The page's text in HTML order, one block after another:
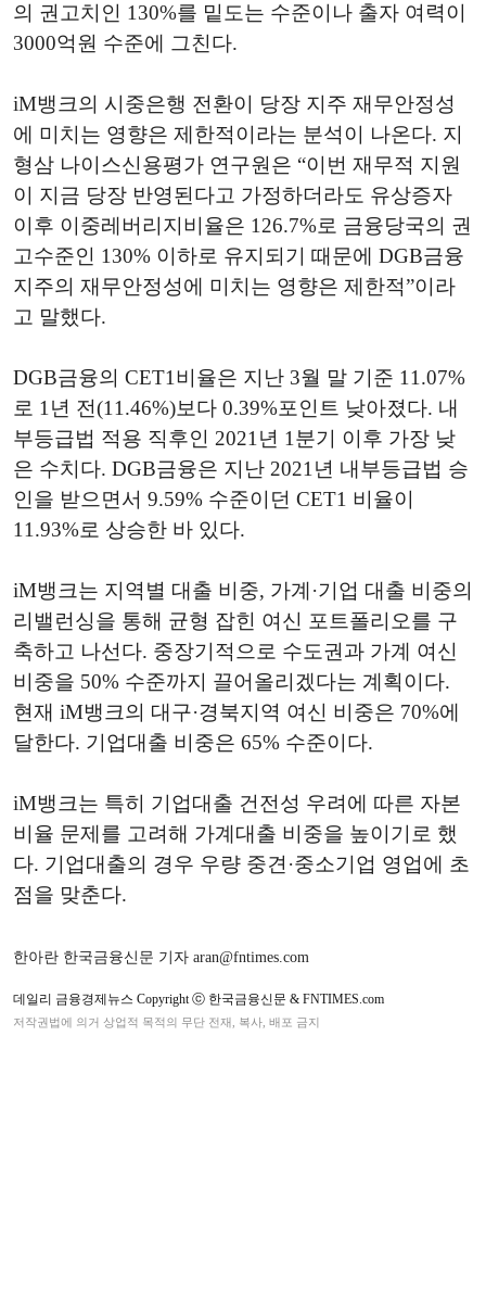
의 권고치인 130%를 밑도는 수준이나 출자 여력이
3000억원 수준에 그친다.
iM뱅크의 시중은행 전환이 당장 지주 재무안정성
에 미치는 영향은 제한적이라는 분석이 나온다. 지
형삼 나이스신용평가 연구원은 “이번 재무적 지원
이 지금 당장 반영된다고 가정하더라도 유상증자
이후 이중레버리지비율은 126.7%로 금융당국의 권
고수준인 130% 이하로 유지되기 때문에 DGB금융
지주의 재무안정성에 미치는 영향은 제한적”이라
고 말했다.
DGB금융의 CET1비율은 지난 3월 말 기준 11.07%
로 1년 전(11.46%)보다 0.39%포인트 낮아졌다. 내
부등급법 적용 직후인 2021년 1분기 이후 가장 낮
은 수치다. DGB금융은 지난 2021년 내부등급법 승
인을 받으면서 9.59% 수준이던 CET1 비율이
11.93%로 상승한 바 있다.
iM뱅크는 지역별 대출 비중, 가계·기업 대출 비중의
리밸런싱을 통해 균형 잡힌 여신 포트폴리오를 구
축하고 나선다. 중장기적으로 수도권과 가계 여신
비중을 50% 수준까지 끌어올리겠다는 계획이다.
현재 iM뱅크의 대구·경북지역 여신 비중은 70%에
달한다. 기업대출 비중은 65% 수준이다.
iM뱅크는 특히 기업대출 건전성 우려에 따른 자본
비율 문제를 고려해 가계대출 비중을 높이기로 했
다. 기업대출의 경우 우량 중견·중소기업 영업에 초
점을 맞춘다.
한아란 한국금융신문 기자 aran@fntimes.com
데일리 금융경제뉴스 Copyright ⓒ 한국금융신문 & FNTIMES.com
저작권법에 의거 상업적 목적의 무단 전재, 복사, 배포 금지